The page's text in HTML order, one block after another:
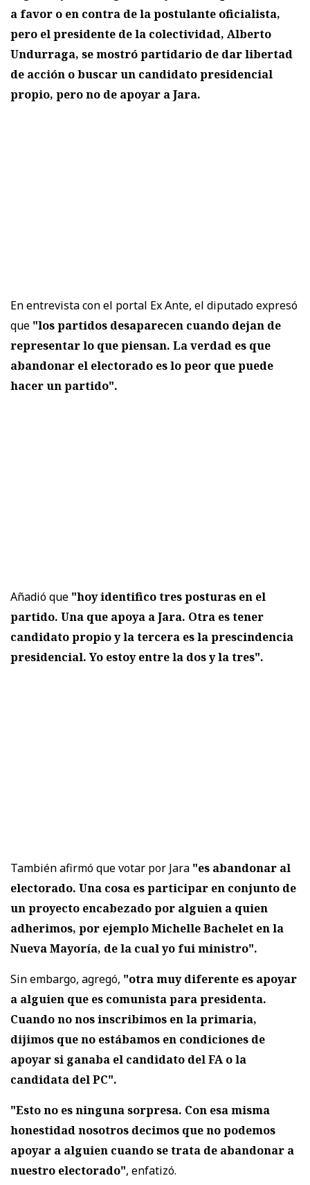
a favor o en contra de la postulante oficialista,
pero el presidente de la colectividad, Alberto
Undurraga, se mostró partidario de dar libertad
de acción o buscar un candidato presidencial
propio, pero no de apoyar a Jara.
En entrevista con el portal Ex Ante, el diputado expresó
que "los partidos desaparecen cuando dejan de
representar lo que piensan. La verdad es que
abandonar el electorado es lo peor que puede
hacer un partido".
Añadió que "hoy identifico tres posturas en el
partido. Una que apoya a Jara. Otra es tener
candidato propio y la tercera es la prescindencia
presidencial. Yo estoy entre la dos y la tres".
También afirmó que votar por Jara "es abandonar al
electorado. Una cosa es participar en conjunto de
un proyecto encabezado por alguien a quien
adherimos, por ejemplo Michelle Bachelet en la
Nueva Mayoría, de la cual yo fui ministro".
Sin embargo, agregó, "otra muy diferente es apoyar
a alguien que es comunista para presidenta.
Cuando no nos inscribimos en la primaria,
dijimos que no estábamos en condiciones de
apoyar si ganaba el candidato del FA o la
candidata del PC".
"Esto no es ninguna sorpresa. Con esa misma
honestidad nosotros decimos que no podemos
apoyar a alguien cuando se trata de abandonar a
nuestro electorado", enfatizó.